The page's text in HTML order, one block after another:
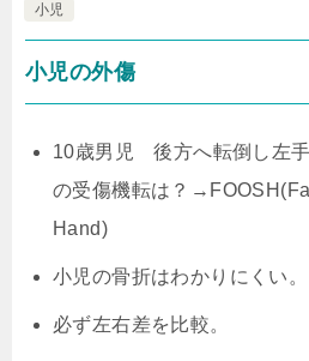
小児
小児の外傷
10歳男児 後方へ転倒し左
の受傷機転は？
Hand)
小児の骨折はわかりにくい。
必ず左右差を比較。